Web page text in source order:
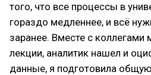
того, что все процессы в
гораздо медленнее, и всё
заранее. Вместе с коллегами
лекции, аналитик нашел и
данные, я подготовила общую